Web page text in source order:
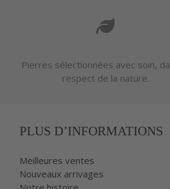
Pierres sélectionnées avec soin,
respect de la nature.
PLUS D’INFORMATIONS
Meilleures ventes
Nouveaux arrivages